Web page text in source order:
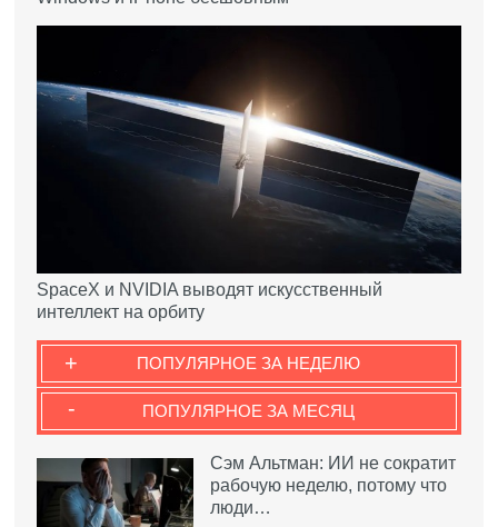
SpaceX и NVIDIA выводят искусственный
интеллект на орбиту
ПОПУЛЯРНОЕ ЗА НЕДЕЛЮ
+
ПОПУЛЯРНОЕ ЗА МЕСЯЦ
-
Сэм Альтман: ИИ не сократит
рабочую неделю, потому что
люди…